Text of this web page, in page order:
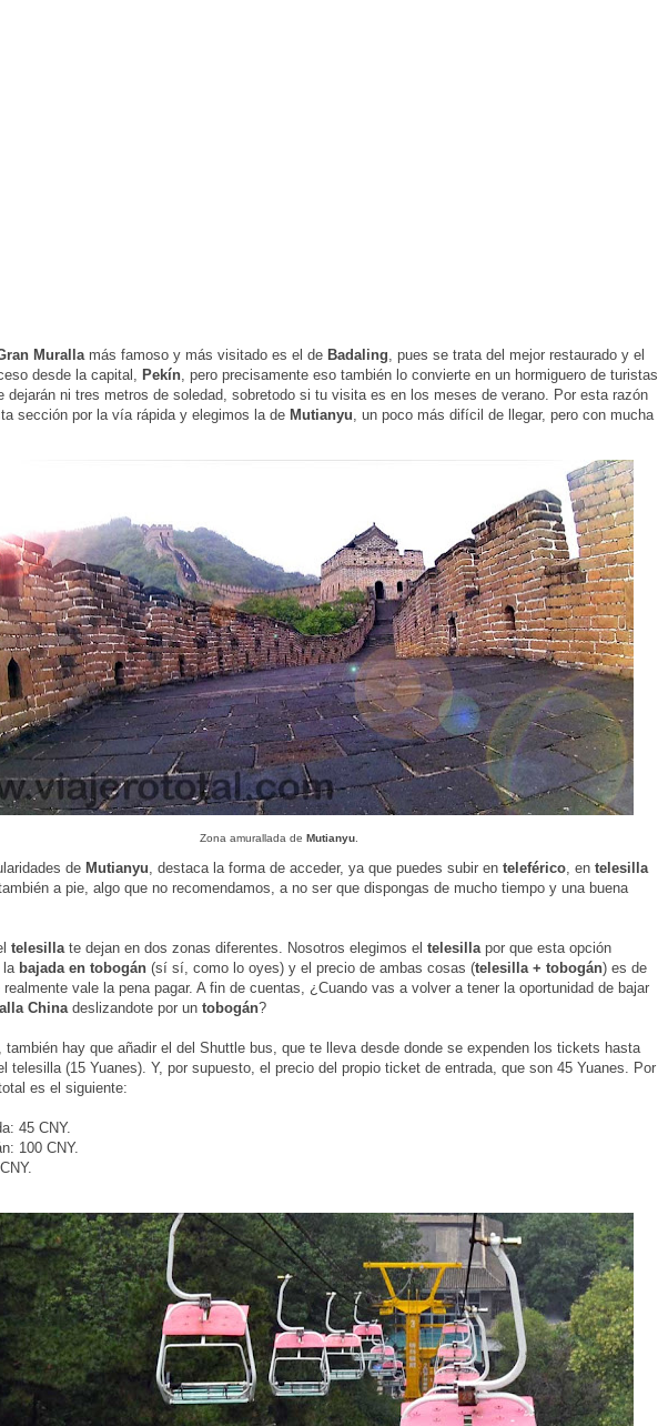
Murallamás famoso y más visitado es el de Badaling, pues se trata del mejor restaurado y el
desde la capital, Pekín, pero precisamente eso también lo convierte en un hormiguero de turistas
dejarán ni tres metros de soledad, sobretodo si tu visita es en los meses de verano. Por esta razón
sección por la vía rápida y elegimos la de Mutianyu, un poco más difícil de llegar, pero con mucha
Zona amurallada de Mutianyu.
de Mutianyu , destaca la forma de acceder, ya que puedes subir en teleférico , en telesilla
a pie, algo que no recomendamos, a no ser que dispongas de mucho tiempo y una buena
telesilla te dejan en dos zonas diferentes. Nosotros elegimos el telesilla por que esta opción
la bajada en tobogán (sí sí, como lo oyes) y el precio de ambas cosas (telesilla + tobogán) es de
realmente vale la pena pagar. A fin de cuentas, ¿Cuando vas a volver a tener la oportunidad de bajar
China deslizandote por un tobogán?
también hay que añadir el del Shuttle bus, que te lleva desde donde se expenden los tickets hasta
telesilla (15 Yuanes). Y, por supuesto, el precio del propio ticket de entrada, que son 45 Yuanes. Por
es el siguiente:
45 CNY.
100 CNY.
CNY.